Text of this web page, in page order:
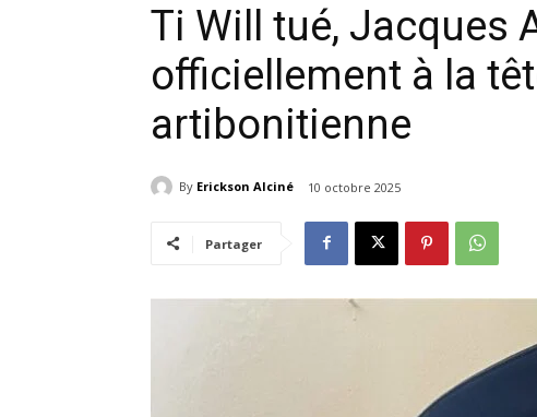
Ti Will tué, Jacques
officiellement à la
artibonitienne
By Erickson Alciné 10 octobre 2025
Partager